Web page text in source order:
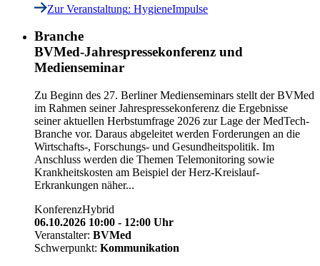
Zur Veranstaltung: HygieneImpulse
Branche
BVMed-Jahrespressekonferenz und
Medienseminar
Zu Beginn des 27. Berliner Medienseminars stellt der BVMed
im Rahmen seiner Jahrespressekonferenz die Ergebnisse
seiner aktuellen Herbstumfrage 2026 zur Lage der MedTech-
Branche vor. Daraus abgeleitet werden Forderungen an die
Wirtschafts-, Forschungs- und Gesundheitspolitik. Im
Anschluss werden die Themen Telemonitoring sowie
Krankheitskosten am Beispiel der Herz-Kreislauf-
Erkrankungen näher...
KonferenzHybrid
06.10.2026 10:00 - 12:00 Uhr
Veranstalter: BVMed
Schwerpunkt: Kommunikation